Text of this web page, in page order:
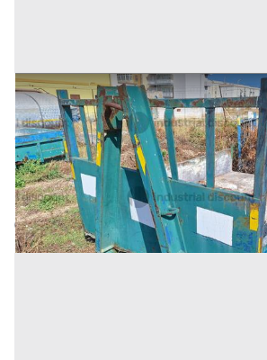
11#9242 Cassone scarrabile da 3mc
Inserito il: 19/11/2025
Trapani (Trapani)
Annuncio scaduto
Prezzo
375 €
Codice annuncio: 469392435